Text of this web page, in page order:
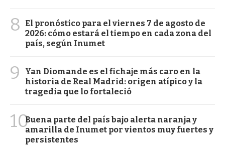
8
El pronóstico para el viernes 7 de agosto de
2026: cómo estará el tiempo en cada zona del
país, según Inumet
9
Yan Diomande es el fichaje más caro en la
historia de Real Madrid: origen atípico y la
tragedia que lo fortaleció
10Buena parte del país bajo alerta naranja y
amarilla de Inumet por vientos muy fuertes y
persistentes